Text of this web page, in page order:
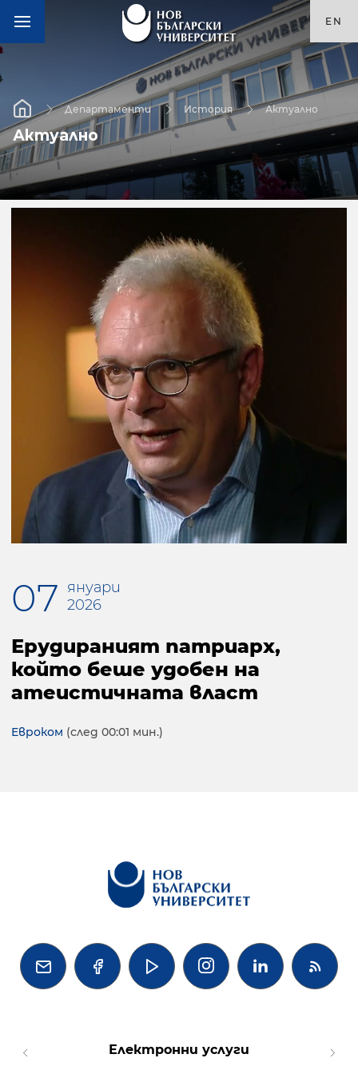
EN
Департаменти История Актуално
Актуално
07 януари
2026
Ерудираният патриарх,
който беше удобен на
атеистичната власт
Евроком (след 00:01 мин.)
   
Електронни услуги